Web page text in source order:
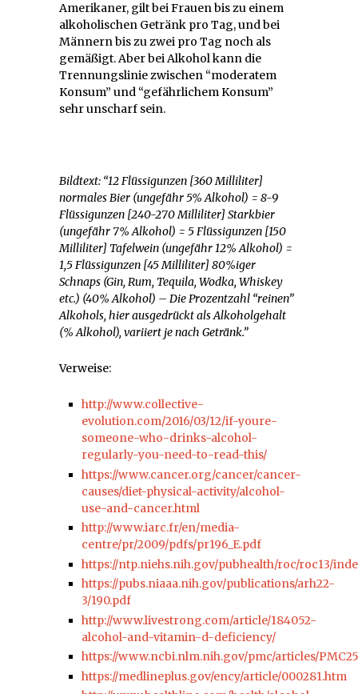
Amerikaner, gilt bei Frauen bis zu einem
alkoholischen Getränk pro Tag, und bei
Männern bis zu zwei pro Tag noch als
gemäßigt. Aber bei Alkohol kann die
Trennungslinie zwischen “moderatem
Konsum” und “gefährlichem Konsum”
sehr unscharf sein.
Bildtext: “12 Flüssigunzen [360 Milliliter]
normales Bier (ungefähr 5% Alkohol) = 8-9
Flüssigunzen [240-270 Milliliter] Starkbier
(ungefähr 7% Alkohol) = 5 Flüssigunzen [150
Milliliter] Tafelwein (ungefähr 12% Alkohol) =
1,5 Flüssigunzen [45 Milliliter] 80%iger
Schnaps (Gin, Rum, Tequila, Wodka, Whiskey
etc.) (40% Alkohol) – Die Prozentzahl “reinen”
Alkohols, hier ausgedrückt als Alkoholgehalt
(% Alkohol), variiert je nach Getränk.”
Verweise:
http://www.collective-
evolution.com/2016/03/12/if-youre-
someone-who-drinks-alcohol-
regularly-you-need-to-read-this/
https://www.cancer.org/cancer/cancer-
causes/diet-physical-activity/alcohol-
use-and-cancer.html
http://www.iarc.fr/en/media-
centre/pr/2009/pdfs/pr196_E.pdf
https://ntp.niehs.nih.gov/pubhealth/roc/roc13/
https://pubs.niaaa.nih.gov/publications/arh22-
3/190.pdf
http://www.livestrong.com/article/184052-
alcohol-and-vitamin-d-deficiency/
https://www.ncbi.nlm.nih.gov/pmc/articles/
https://medlineplus.gov/ency/article/000281.htm